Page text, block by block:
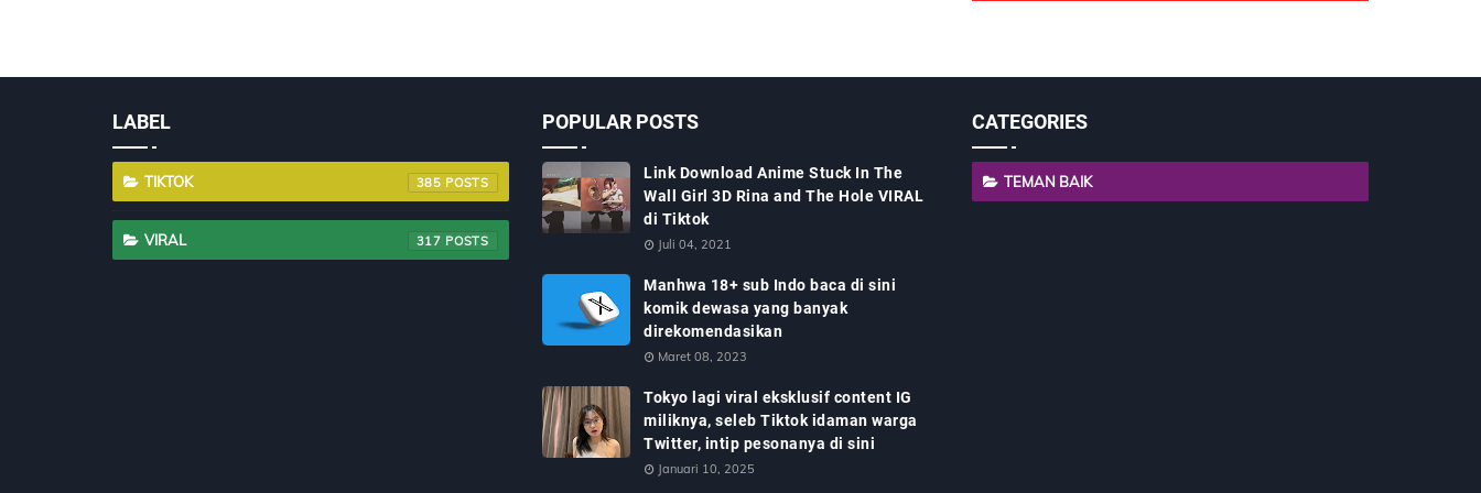
LABEL
TIKTOK 385
VIRAL 317
POPULAR POSTS
Link Download Anime Stuck In The
Wall Girl 3D Rina and The Hole VIRAL
di Tiktok
Juli 04, 2021
Manhwa 18+ sub Indo baca di sini
komik dewasa yang banyak
direkomendasikan
Maret 08, 2023
Tokyo lagi viral eksklusif content IG
miliknya, seleb Tiktok idaman warga
Twitter, intip pesonanya di sini
Januari 10, 2025
CATEGORIES
TEMAN BAIK